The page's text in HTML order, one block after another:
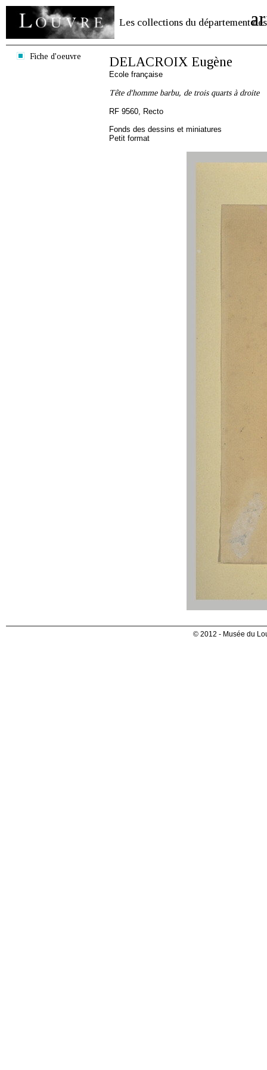
Les collections du département des
Fiche d'oeuvre DELACROIX Eugène
Ecole française
Tête d'homme barbu, de trois quarts à droite
RF 9560, Recto
Fonds des dessins et miniatures
Petit format
© 2012 - Musée du